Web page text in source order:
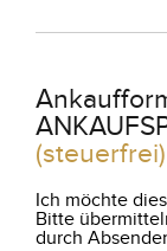
(steuerfrei)
Ich möchte
Bitte
durch